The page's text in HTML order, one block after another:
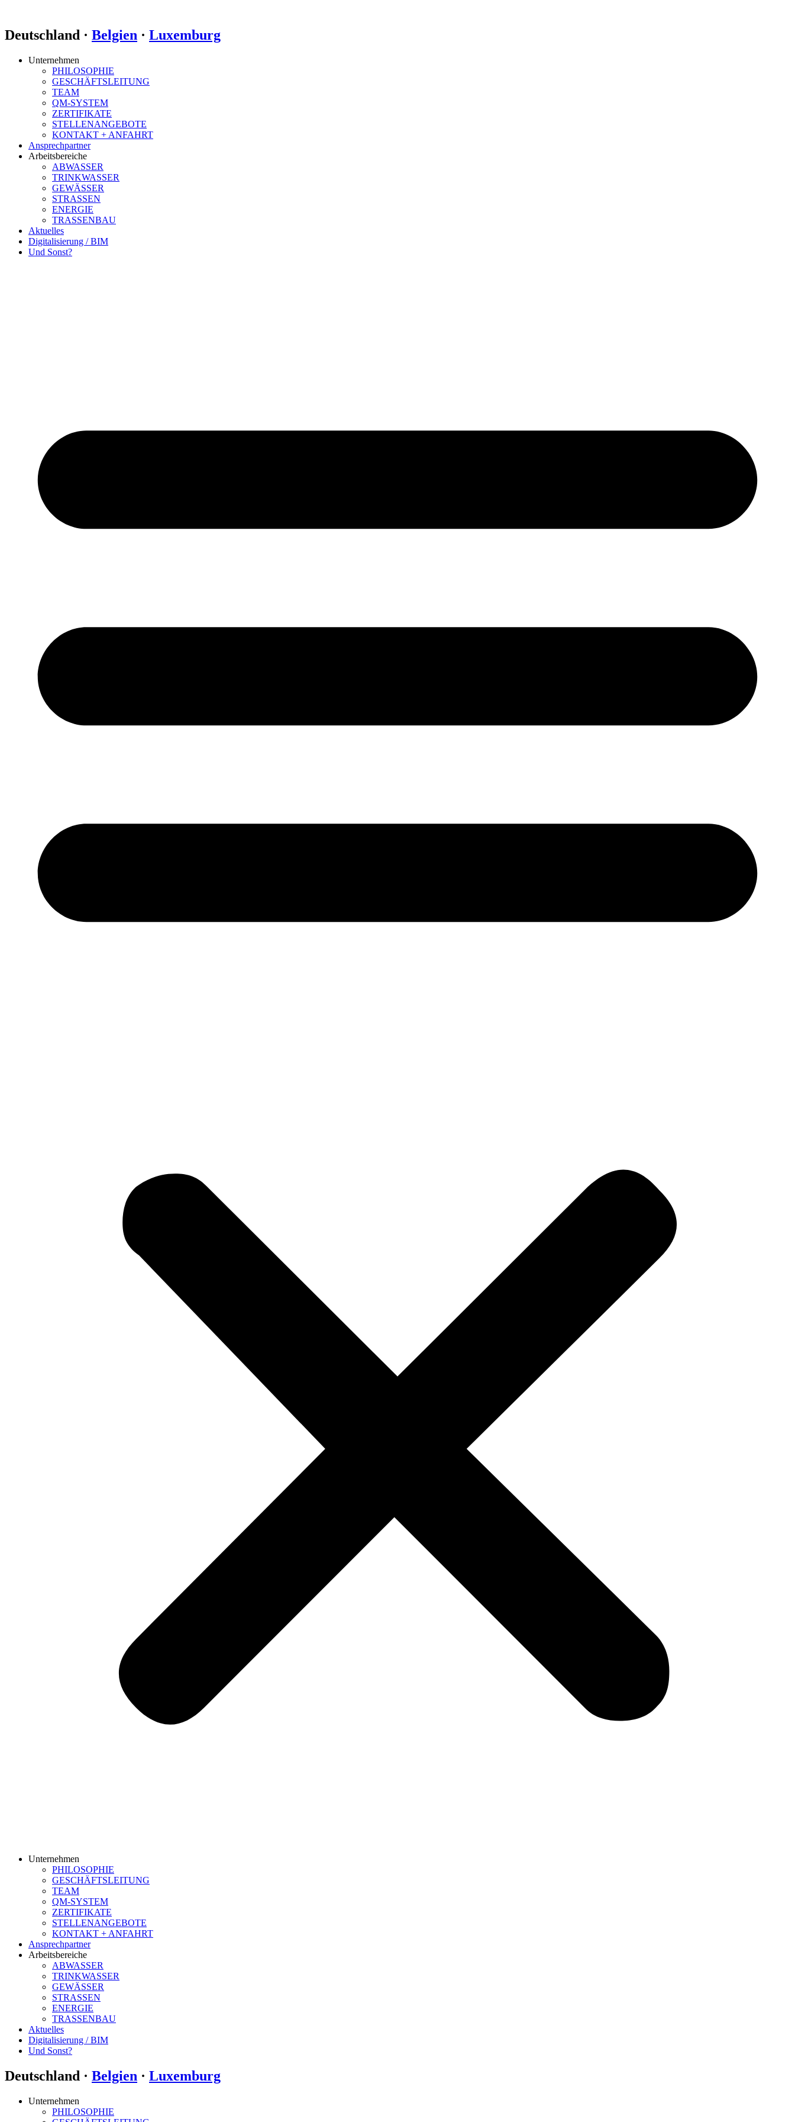
Deutschland · Belgien · Luxemburg
Unternehmen
PHILOSOPHIE
GESCHÄFTSLEITUNG
TEAM
QM-SYSTEM
ZERTIFIKATE
STELLENANGEBOTE
KONTAKT + ANFAHRT
Ansprechpartner
Arbeitsbereiche
ABWASSER
TRINKWASSER
GEWÄSSER
STRASSEN
ENERGIE
TRASSENBAU
Aktuelles
Digitalisierung / BIM
Und Sonst?
Unternehmen
PHILOSOPHIE
GESCHÄFTSLEITUNG
TEAM
QM-SYSTEM
ZERTIFIKATE
STELLENANGEBOTE
KONTAKT + ANFAHRT
Ansprechpartner
Arbeitsbereiche
ABWASSER
TRINKWASSER
GEWÄSSER
STRASSEN
ENERGIE
TRASSENBAU
Aktuelles
Digitalisierung / BIM
Und Sonst?
Deutschland · Belgien · Luxemburg
Unternehmen
PHILOSOPHIE